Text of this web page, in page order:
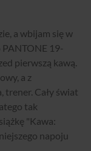
a wbijam się w
19-
pierwszą kawą.
a z
trener. Cały świat
tak
"Kawa:
napoju